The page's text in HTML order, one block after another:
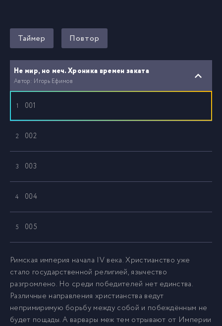
Таймер Повтор
Не мир, но меч. Хроника времен заката
Автор: Игорь Ефимов
1 001
2 002
3 003
4 004
5 005
6 006
7 007
8 008
Римская империя начала IV века. Христианство уже
стало государственной религией, язычество
разгромлено. Но среди победителей нет единства.
Различные направления христианства ведут
непримиримую борьбу между собой и побеждённым не
будет пощады. А варвары меж тем отрывают от Империи